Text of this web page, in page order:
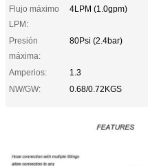
Flujo máximo
LPM:
4LPM (1.0gpm)
Presión
máxima:
80Psi (2.4bar)
Amperios:
1.3
NW/GW:
0.68/0.72KGS